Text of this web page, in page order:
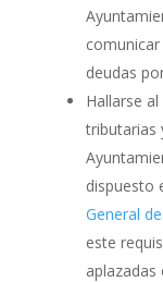
deudas
Hallarse
tributarias
dispuesto
General
este